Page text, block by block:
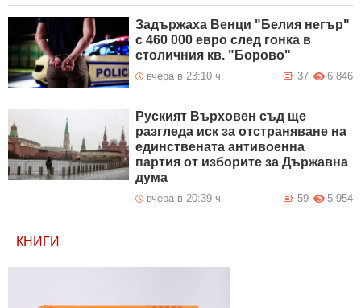
Задържаха Венци "Белия негър"
с 460 000 евро след гонка в
столичния кв. "Борово"
вчера в 23:10 ч. 6 846
37
Руският Върховен съд ще
разгледа иск за отстраняване на
единствената антивоенна
партия от изборите за Държавна
дума
вчера в 20:39 ч. 5 954
59
КНИГИ